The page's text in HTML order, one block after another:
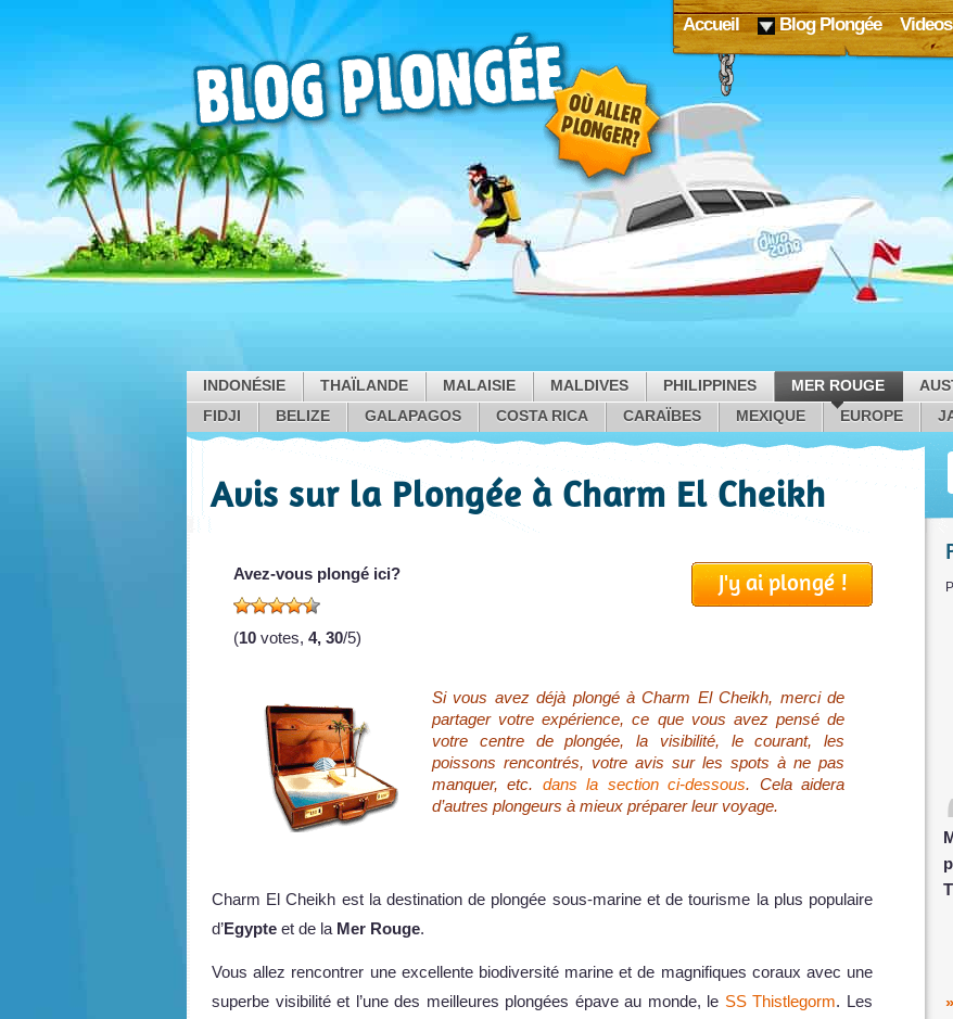
Accueil Blog Plongée Videos
INDONÉSIE THAÏLANDE MALAISIE MALDIVES PHILIPPINES MER ROUGE
FIDJI
BELIZE GALAPAGOS COSTA RICA CARAÏBES MEXIQUE EUROPE
Avis sur la Plongée à Charm El Cheikh
J'y ai plongé !
Avez-vous plongé ici?
(10 votes, 4, 30/5)
Si vous avez déjà plongé à Charm El Cheikh, merci de
partager votre expérience, ce que vous avez pensé de
votre centre de plongée, la visibilité, le courant, les
poissons rencontrés, votre avis sur les spots à ne pas
manquer, etc. dans la section ci-dessous. Cela aidera
d’autres plongeurs à mieux préparer leur voyage.
Charm El Cheikh est la destination de plongée sous-marine et de tourisme la plus populaire
d’Egypte et de la Mer Rouge.
Vous allez rencontrer une excellente biodiversité marine et de magnifiques coraux avec une
superbe visibilité et l’une des meilleures plongées épave au monde, le SS Thistlegorm. Les